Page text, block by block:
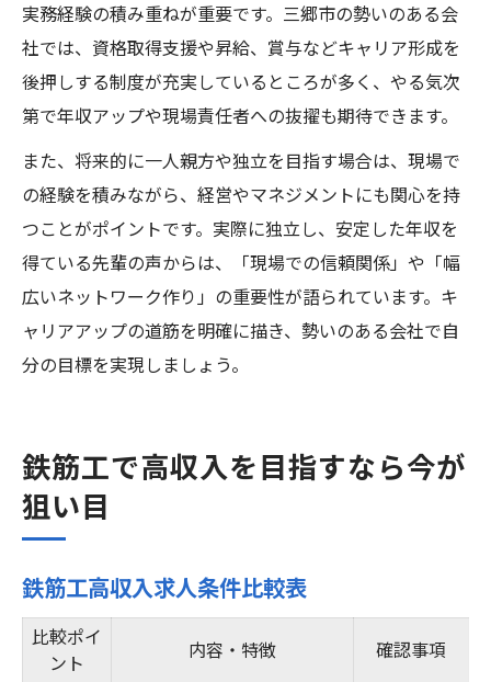
実務経験の積み重ねが重要です。三郷市の勢いのある会
社では、資格取得支援や昇給、賞与などキャリア形成を
後押しする制度が充実しているところが多く、やる気次
第で年収アップや現場責任者への抜擢も期待できます。
また、将来的に一人親方や独立を目指す場合は、現場で
の経験を積みながら、経営やマネジメントにも関心を持
つことがポイントです。実際に独立し、安定した年収を
得ている先輩の声からは、「現場での信頼関係」や「幅
広いネットワーク作り」の重要性が語られています。キ
ャリアアップの道筋を明確に描き、勢いのある会社で自
分の目標を実現しましょう。
鉄筋工で高収入を目指すなら今が
狙い目
鉄筋工高収入求人条件比較表
比較ポイ
ント
内容・特徴 確認事項